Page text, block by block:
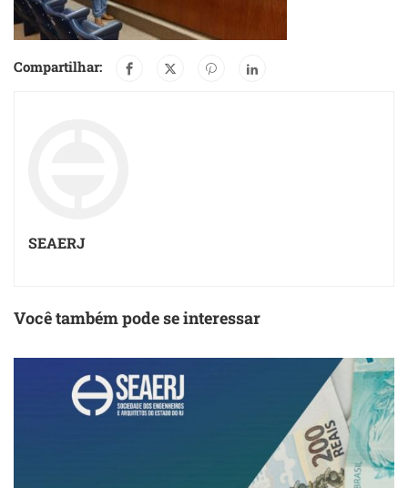
Compartilhar:
SEAERJ
Você também pode se interessar